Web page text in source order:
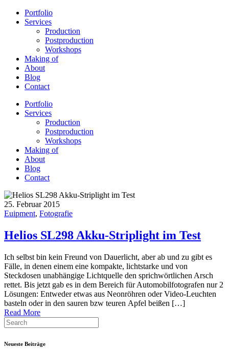
Portfolio
Services
Production
Postproduction
Workshops
Making of
About
Blog
Contact
Portfolio
Services
Production
Postproduction
Workshops
Making of
About
Blog
Contact
25. Februar 2015
Euipment, Fotografie
Helios SL298 Akku-Striplight im Test
Ich selbst bin kein Freund von Dauerlicht, aber ab und zu gibt es
Fälle, in denen einem eine kompakte, lichtstarke und von
Steckdosen unabhängige Lichtquelle den sprichwörtlichen Arsch
rettet. Bis jetzt gab es in dem Bereich für Automobilfotografen nur 2
Lösungen: Entweder etwas aus Neonröhren oder Video-Leuchten
basteln oder in den sauren bzw teuren Apfel beißen […]
Read More
Neueste Beiträge